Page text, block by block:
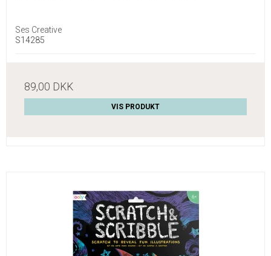
Ses Creative
S14285
89,00 DKK
VIS PRODUKT